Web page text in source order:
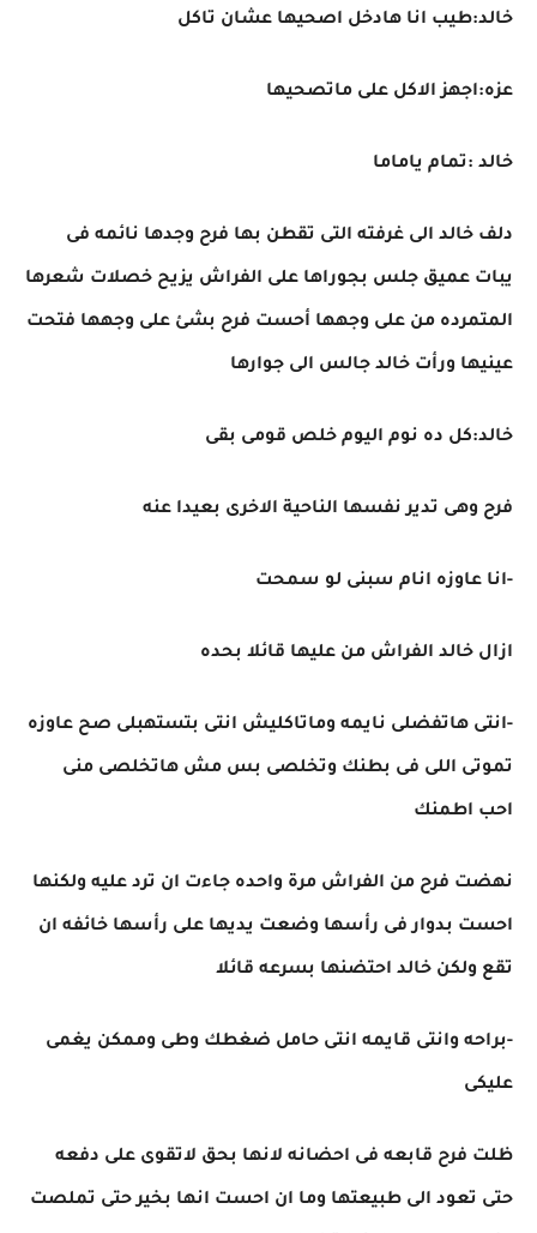
خالد:طيب انا هادخل اصحيها عشان تاكل
عزه:اجهز الاكل على ماتصحيها
خالد :تمام ياماما
دلف خالد الى غرفته التى تقطن بها فرح وجدها نائمه فى
يبات عميق جلس بجوراها على الفراش يزيح خصلات شعرها
المتمرده من على وجهها أحست فرح بشئ على وجهها فتحت
عينيها ورأت خالد جالس الى جوارها
خالد:كل ده نوم اليوم خلص قومى بقى
فرح وهى تدير نفسها الناحية الاخرى بعيدا عنه
-انا عاوزه انام سبنى لو سمحت
ازال خالد الفراش من عليها قائلا بحده
-انتى هاتفضلى نايمه وماتاكليش انتى بتستهبلى صح عاوزه
تموتى اللى فى بطنك وتخلصى بس مش هاتخلصى منى
احب اطمنك
نهضت فرح من الفراش مرة واحده جاءت ان ترد عليه ولكنها
احست بدوار فى رأسها وضعت يديها على رأسها خائفه ان
تقع ولكن خالد احتضنها بسرعه قائلا
-براحه وانتى قايمه انتى حامل ضغطك وطى وممكن يغمى
عليكى
ظلت فرح قابعه فى احضانه لانها بحق لاتقوى على دفعه
حتى تعود الى طبيعتها وما ان احست انها بخير حتى تملصت